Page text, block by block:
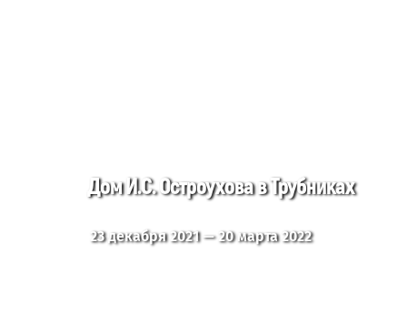
Дом И.С. Остроухова в Трубниках
23 декабря 2021 — 20 марта 2022